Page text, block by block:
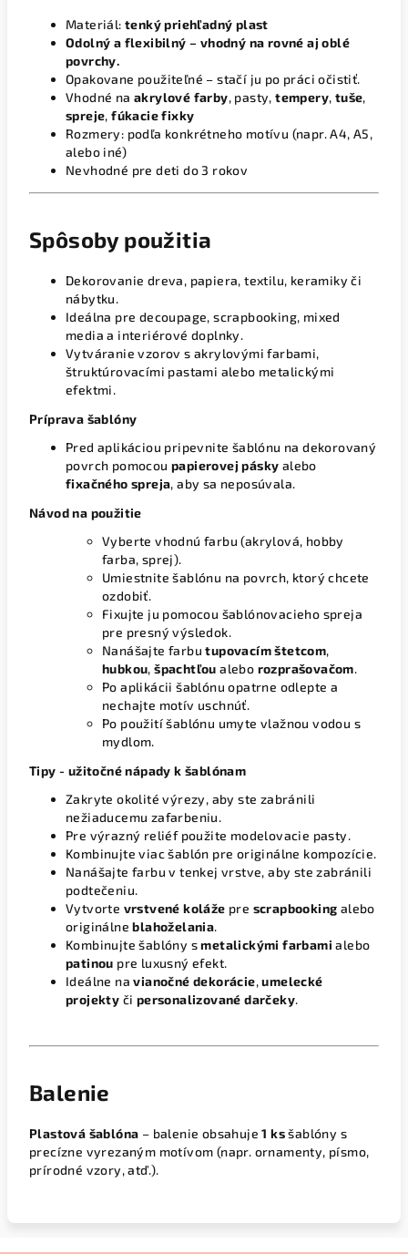
Materiál: tenký priehľadný plast
Odolný a flexibilný – vhodný na rovné aj oblé
povrchy.
Opakovane použiteľné – stačí ju po práci očistiť.
Vhodné na akrylové farby, pasty,tempery, tuše,
spreje,fúkacie fixky
Rozmery: podľa konkrétneho motívu (napr. A4, A5,
alebo iné)
Nevhodné pre deti do 3 rokov
Spôsoby použitia
Dekorovanie dreva, papiera, textilu, keramiky či
nábytku.
Ideálna pre decoupage, scrapbooking, mixed
media a interiérové doplnky.
Vytváranie vzorov s akrylovými farbami,
štruktúrovacími pastami alebo metalickými
efektmi.
Príprava šablóny
Pred aplikáciou pripevnite šablónu na dekorovaný
povrch pomocoupapierovej pásky alebo
fixačného spreja, aby sa neposúvala.
Návod na použitie
Vyberte vhodnú farbu (akrylová, hobby
farba, sprej).
Umiestnite šablónu na povrch, ktorý chcete
ozdobiť.
Fixujte ju pomocou šablónovacieho spreja
pre presný výsledok.
Nanášajte farbutupovacím štetcom,
hubkou,špachtľou alebo rozprašovačom.
Po aplikácii šablónu opatrne odlepte a
nechajte motív uschnúť.
Po použití šablónu umyte vlažnou vodou s
mydlom.
Tipy - užitočné nápady k šablónam
Zakryte okolité výrezy, aby ste zabránili
nežiaducemu zafarbeniu.
Pre výrazný reliéf použite modelovacie pasty.
Kombinujte viac šablón pre originálne kompozície.
Nanášajte farbu v tenkej vrstve, aby ste zabránili
podtečeniu.
Vytvorte vrstvené koláže pre scrapbooking alebo
originálneblahoželania.
Kombinujte šablóny smetalickými farbami alebo
patinou pre luxusný efekt.
Ideálne navianočné dekorácie,umelecké
projekty či personalizované darčeky.
Balenie
Plastová šablóna – balenie obsahuje1 ksšablóny s
precízne vyrezaným motívom (napr. ornamenty, písmo,
prírodné vzory, atď.).